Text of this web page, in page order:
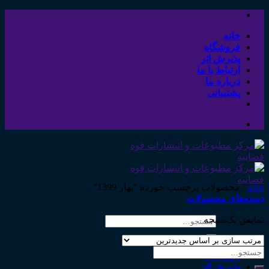
Skip
contentخانه
فروشگاه
پذیرش اثر
ارتباط با ما
درباره ما
پشتیبانی
جستجو
خانه
فروشگاه
پذیرش اثر
خانه /محصولات برچسب خورده “بهار 1399”
دسته‌های محصولات
نمایش یک نتیجه
جستجو